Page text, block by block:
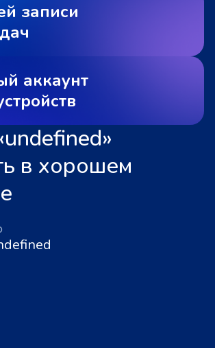
записи
аккаунт
в хорошем